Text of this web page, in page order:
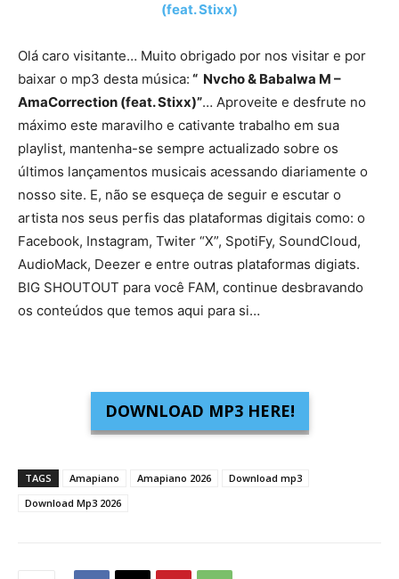
(feat. Stixx)
Olá caro visitante… Muito obrigado por nos visitar e por
baixar o mp3 desta música: “ Nvcho & Babalwa M –
AmaCorrection (feat. Stixx)”… Aproveite e desfrute no
máximo este maravilho e cativante trabalho em sua
playlist, mantenha-se sempre actualizado sobre os
últimos lançamentos musicais acessando diariamente o
nosso site. E, não se esqueça de seguir e escutar o
artista nos seus perfis das plataformas digitais como: o
Facebook, Instagram, Twiter “X”, SpotiFy, SoundCloud,
AudioMack, Deezer e entre outras plataformas digiats.
BIG SHOUTOUT para você FAM, continue desbravando
os conteúdos que temos aqui para si…
DOWNLOAD MP3 HERE!
TAGS Amapiano Amapiano 2026
Download mp3
Download Mp3 2026